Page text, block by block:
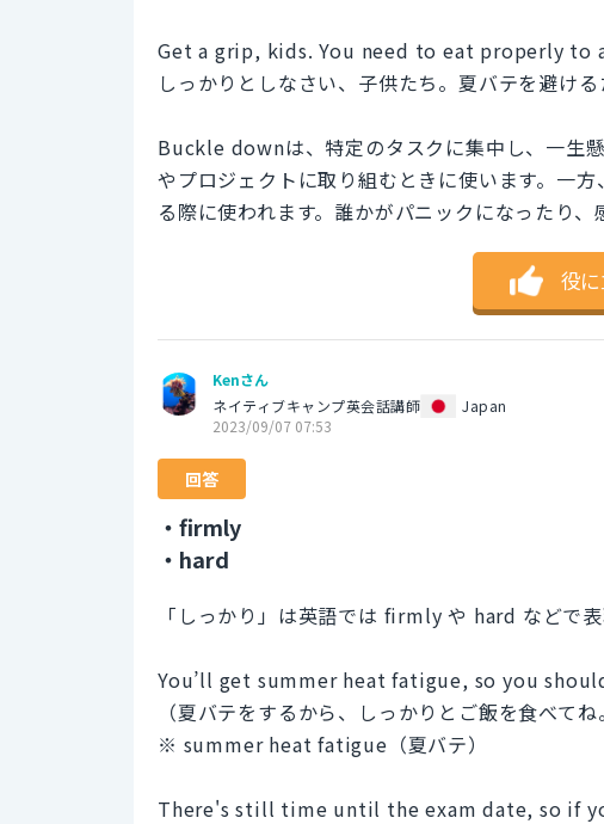
Get a grip, kids. You need to eat properly to
しっかりとしなさい、子供たち。夏バテを避け
Buckle downは、特定のタスクに集中し、一生
やプロジェクトに取り組むときに使います。一
る際に使われます。誰かがパニックになったり、
役
Kenさん
ネイティブキャンプ英会話講師
Japan
2023/09/07 07:53
回答
・firmly
・hard
「しっかり」は英語では firmly や hard などで表
You’ll get summer heat fatigue, so you
（夏バテをするから、しっかりとご飯を食べてね
※ summer heat fatigue（夏バテ）
There's still time until the exam date, so if